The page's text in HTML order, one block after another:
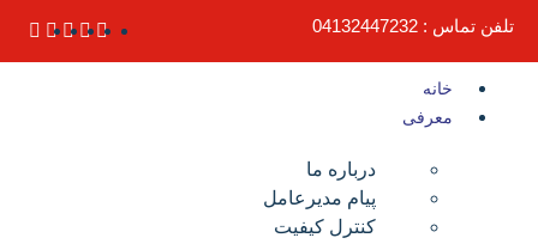
تلفن تماس : 04132447232
خانه
معرفی
درباره ما
پیام مدیرعامل
کنترل کیفیت